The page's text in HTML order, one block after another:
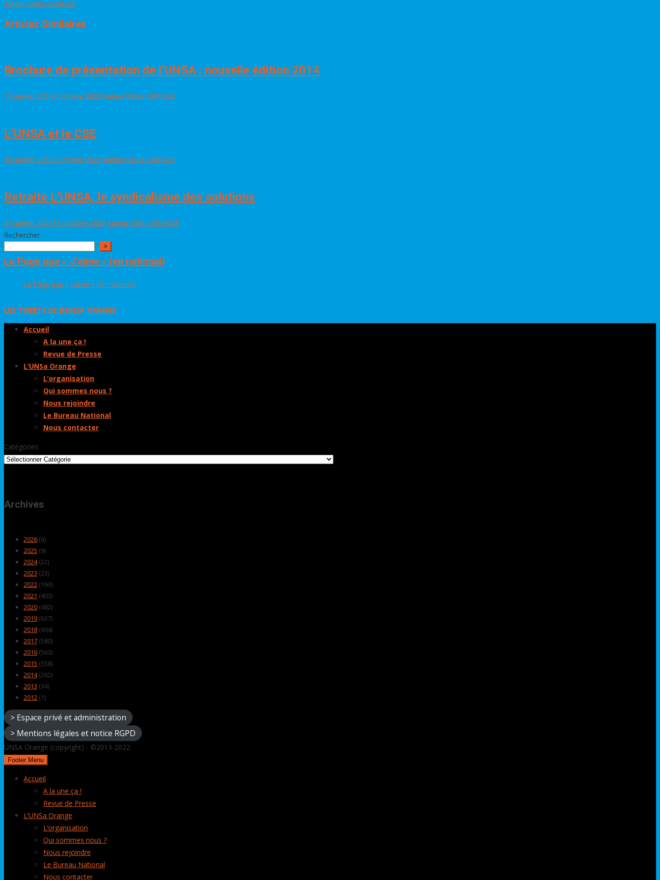
Auteur UNSa ORANGE
Articles Similaires
Brochure de présentation de l’UNSA : nouvelle édition 2014
17 janvier 20143 octobre 2022 Auteur UNSa ORANGE
L’UNSA et le CSE
30 janvier 20183 octobre 2022 Auteur UNSa ORANGE
Retraite L’UNSA, le syndicalisme des solutions
31 janvier 202013 octobre 2022 Auteur UNSa ORANGE
Rechercher
>
La Page que « J’aime » (en national)
La Page que « J’aime » (en national)
LES TWEETS DE @UNSA_ORANGE
Accueil
A la une ça !
Revue de Presse
L’UNSa Orange
L’organisation
Qui sommes nous ?
Nous rejoindre
Le Bureau National
Nous contacter
Catégories
Archives
2026 (6)
2025 (9)
2024(22)
2023 (23)
2022 (193)
2021 (403)
2020 (482)
2019 (637)
2018 (604)
2017 (580)
2016 (563)
2015 (338)
2014(262)
2013 (34)
2012 (1)
> Espace privé et administration
> Mentions légales et notice RGPD
UNSA Orange (copyright) - ©2013-2022
Footer Menu
Accueil
A la une ça !
Revue de Presse
L’UNSa Orange
L’organisation
Qui sommes nous ?
Nous rejoindre
Le Bureau National
Nous contacter